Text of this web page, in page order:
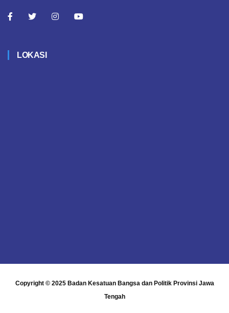
LOKASI
Copyright © 2025 Badan Kesatuan Bangsa dan Politik Provinsi Jawa
Tengah